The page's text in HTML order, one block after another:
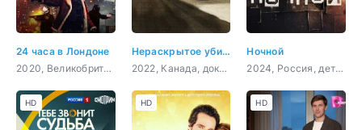
24 часа в Лондоне
2020, Великобритания, боевик, триллер, драма, криминал
Нераскрытое убийство Беверли Линн Смит
2022, Канада, документальный, криминал, детектив
Ночной
2024, Россия, детектив
HD HD HD